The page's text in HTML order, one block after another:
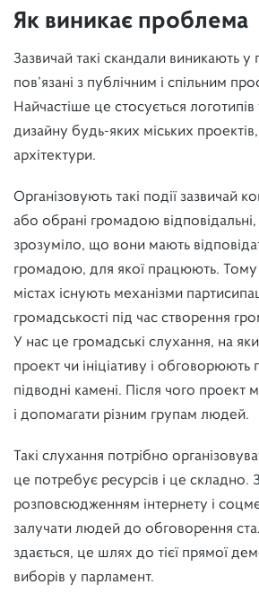
Як виникає проблема
Зазвичай такі скандали виникають у
пов’язані з публічним і спільним
Найчастіше це стосується логотипів
дизайну будь-яких міських проектів,
архітектури.
Організовують такі події зазвичай
або обрані громадою відповідальні,
зрозуміло, що вони мають
громадою, для якої працюють. Тому
містах існують механізми
громадськості під час створення
У нас це громадські слухання, на
проект чи ініціативу і обговорюють
підводні камені. Після чого проект
і допомагати різним групам людей.
Такі слухання потрібно
це потребує ресурсів і це складно. З
розповсюдженням інтернету і
залучати людей до обговорення
здається, це шлях до тієї прямої
виборів у парламент.